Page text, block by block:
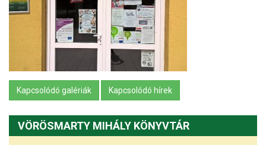
Kapcsolódó galériák Kapcsolódó hírek
VÖRÖSMARTY MIHÁLY KÖNYVTÁR